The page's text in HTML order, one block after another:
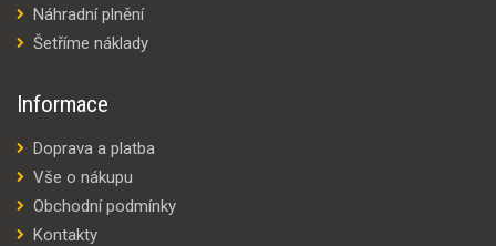
Náhradní plnění
Šetříme náklady
Informace
Doprava a platba
Vše o nákupu
Obchodní podmínky
Kontakty